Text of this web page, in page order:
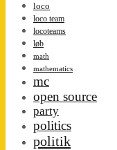
loco
loco team
locoteams
løb
math
mathematics
mc
open source
party
politics
politik